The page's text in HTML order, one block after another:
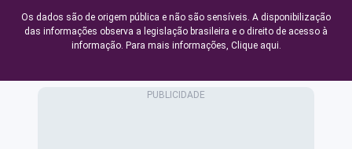
Os dados são de origem pública e não são sensíveis. A disponibilização
das informações observa a legislação brasileira e o direito de acesso à
informação. Para mais informações, Clique aqui.